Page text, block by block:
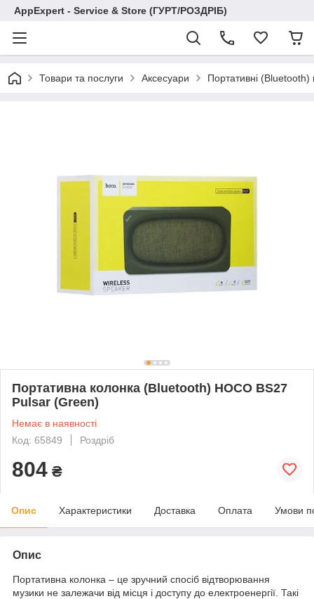
AppExpert - Service & Store (ГУРТ/РОЗДРІБ)
Товари та послуги Аксесуари Портативні (Bluetooth)
Портативна колонка (Bluetooth) HOCO BS27
Pulsar (Green)
Немає в наявності
Код: 65849
Роздріб
804 ₴
Опис Характеристики Доставка Оплата Умови
Опис
Портативна колонка – це зручний спосіб відтворювання
музики не залежачи від місця і доступу до електроенергії. Такі